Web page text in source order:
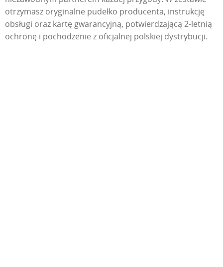
otrzymasz oryginalne pudełko producenta, instrukcję
obsługi oraz kartę gwarancyjną, potwierdzającą 2-letnią
ochronę i pochodzenie z oficjalnej polskiej dystrybucji.